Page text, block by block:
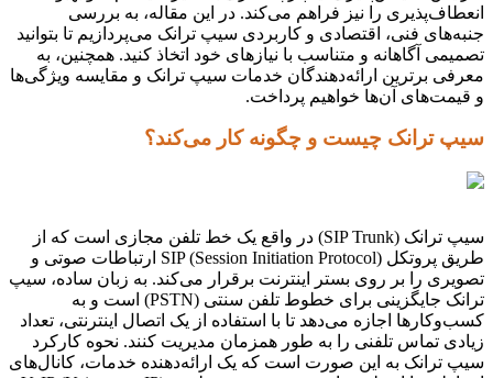
انعطاف‌پذیری را نیز فراهم می‌کند. در این مقاله، به بررسی
جنبه‌های فنی، اقتصادی و کاربردی سیپ ترانک می‌پردازیم تا بتوانید
تصمیمی آگاهانه و متناسب با نیازهای خود اتخاذ کنید. همچنین، به
معرفی برترین ارائه‌دهندگان خدمات سیپ ترانک و مقایسه ویژگی‌ها
و قیمت‌های آن‌ها خواهیم پرداخت.
سیپ ترانک چیست و چگونه کار می‌کند؟
سیپ ترانک (SIP Trunk) در واقع یک خط تلفن مجازی است که از
طریق پروتکل SIP (Session Initiation Protocol) ارتباطات صوتی و
تصویری را بر روی بستر اینترنت برقرار می‌کند. به زبان ساده، سیپ
ترانک جایگزینی برای خطوط تلفن سنتی (PSTN) است و به
کسب‌وکارها اجازه می‌دهد تا با استفاده از یک اتصال اینترنتی، تعداد
زیادی تماس تلفنی را به طور همزمان مدیریت کنند. نحوه کارکرد
سیپ ترانک به این صورت است که یک ارائه‌دهنده خدمات، کانال‌های